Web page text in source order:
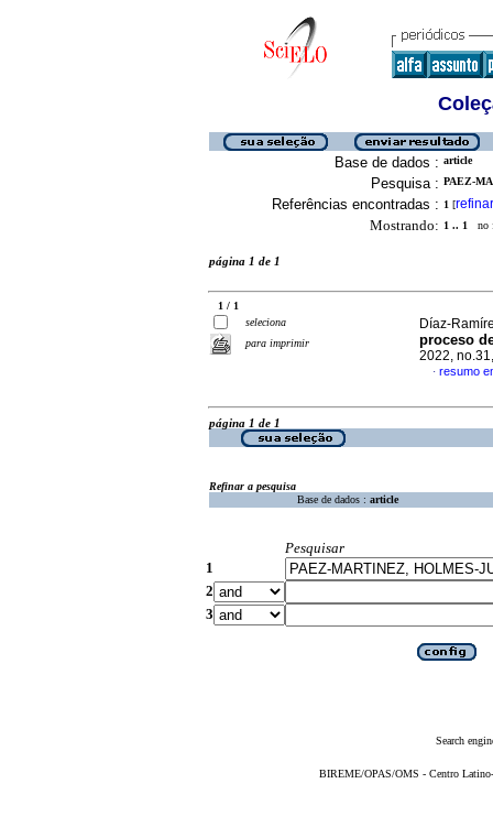
Base de dados : article
Pesquisa : PAEZ-
Referências encontradas : 1 [refinar
Mostrando: 1 .. 1 no
página 1 de 1
1 / 1
seleciona
para imprimir
Díaz-
proceso
2022,
· resumo
página 1 de 1
Refinar a pesquisa
Base de dados : article
Pesquisar
1
2
3
Search
BIREME/OPAS/OMS - Centro Latino-